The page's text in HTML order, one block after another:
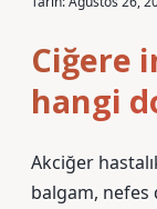
Ciğere
hangi
Akciğer
balgam, nefes